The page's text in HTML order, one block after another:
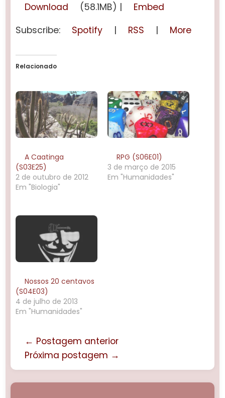
Download
(58.1MB) |
Embed
Subscribe:
Spotify | RSS | More
Relacionado
A Caatinga
(S03E25)
2 de outubro de 2012
Em "Biologia"
RPG (S06E01)
3 de março de 2015
Em "Humanidades"
Nossos 20 centavos
(S04E03)
4 de julho de 2013
Em "Humanidades"
← Postagem anterior
Próxima postagem →